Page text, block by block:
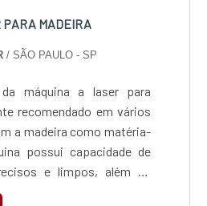
PARA MADEIRA
/ SÃO PAULO - SP
máquina a laser para
recomendado em vários
a madeira como matéria-
possui capacidade de
e limpos, além de
O uso do feixe de laser